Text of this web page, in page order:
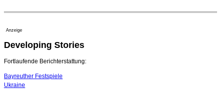
Dirigent Nicolás Pasquet mit Würth-Preis der
Jeunesses Musicales ausgezeichnet
07. August 2026 - 13:20 Uhr
Anzeige
Developing Stories
Fortlaufende Berichterstattung:
Bayreuther Festspiele
Ukraine